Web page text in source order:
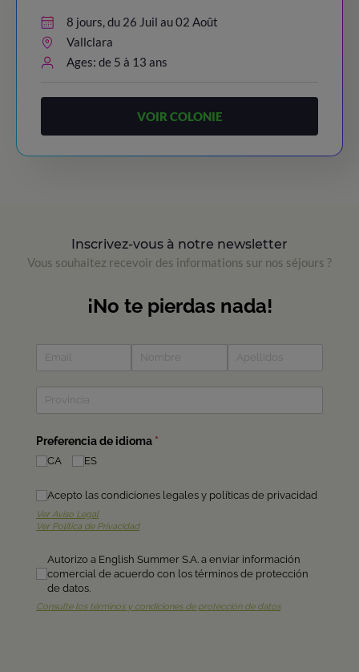
8 jours, du 26 Juil au 02 Août
Vallclara
Ages: de 5 à 13 ans
VOIR COLONIE
Inscrivez-vous à notre newsletter
Vous souhaitez recevoir des informations sur nos séjours ?